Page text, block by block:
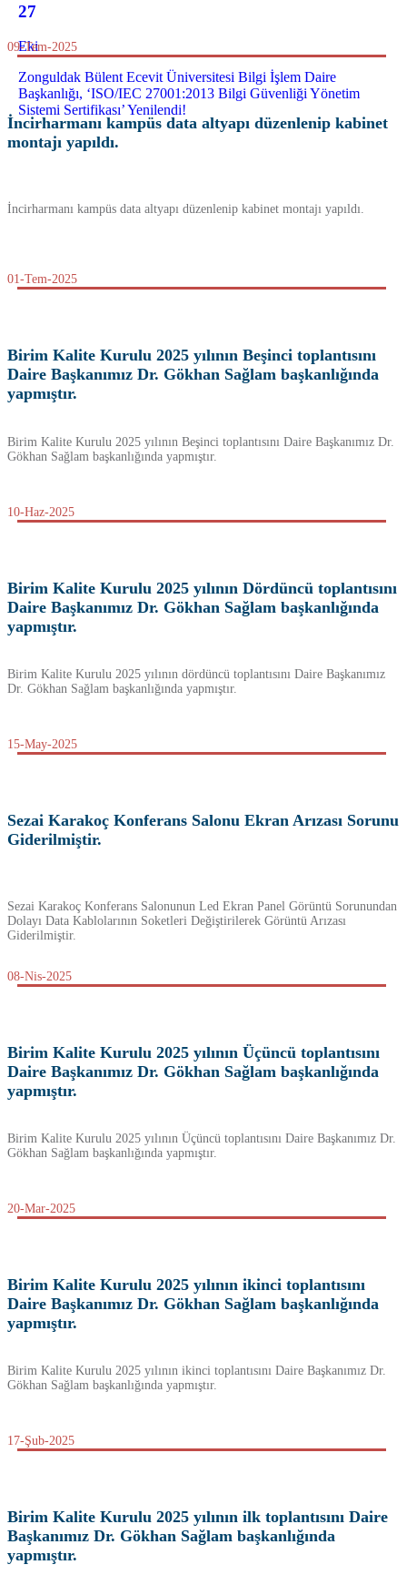
27
Eki
Zonguldak Bülent Ecevit Üniversitesi Bilgi İşlem Daire
Başkanlığı, ‘ISO/IEC 27001:2013 Bilgi Güvenliği Yönetim
Sistemi Sertifikası’ Yenilendi!
09-Tem-2025
İncirharmanı kampüs data altyapı düzenlenip kabinet
montajı yapıldı.
İncirharmanı kampüs data altyapı düzenlenip kabinet montajı yapıldı.
01-Tem-2025
Birim Kalite Kurulu 2025 yılının Beşinci toplantısını
Daire Başkanımız Dr. Gökhan Sağlam başkanlığında
yapmıştır.
Birim Kalite Kurulu 2025 yılının Beşinci toplantısını Daire Başkanımız Dr.
Gökhan Sağlam başkanlığında yapmıştır.
10-Haz-2025
Birim Kalite Kurulu 2025 yılının Dördüncü toplantısını
Daire Başkanımız Dr. Gökhan Sağlam başkanlığında
yapmıştır.
Birim Kalite Kurulu 2025 yılının dördüncü toplantısını Daire Başkanımız
Dr. Gökhan Sağlam başkanlığında yapmıştır.
15-May-2025
Sezai Karakoç Konferans Salonu Ekran Arızası Sorunu
Giderilmiştir.
Sezai Karakoç Konferans Salonunun Led Ekran Panel Görüntü Sorunundan
Dolayı Data Kablolarının Soketleri Değiştirilerek Görüntü Arızası
Giderilmiştir.
08-Nis-2025
Birim Kalite Kurulu 2025 yılının Üçüncü toplantısını
Daire Başkanımız Dr. Gökhan Sağlam başkanlığında
yapmıştır.
Birim Kalite Kurulu 2025 yılının Üçüncü toplantısını Daire Başkanımız Dr.
Gökhan Sağlam başkanlığında yapmıştır.
20-Mar-2025
Birim Kalite Kurulu 2025 yılının ikinci toplantısını
Daire Başkanımız Dr. Gökhan Sağlam başkanlığında
yapmıştır.
Birim Kalite Kurulu 2025 yılının ikinci toplantısını Daire Başkanımız Dr.
Gökhan Sağlam başkanlığında yapmıştır.
17-Şub-2025
Birim Kalite Kurulu 2025 yılının ilk toplantısını Daire
Başkanımız Dr. Gökhan Sağlam başkanlığında
yapmıştır.